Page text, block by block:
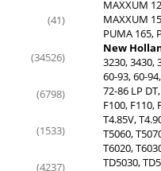
(41)
(34526)
(6798)
(1533)
(4237)
MAXXUM
MAXXUM
PUMA 165,
New
3230, 3430,
60-93, 60-
72-86 LP
F100, F110,
T4.85V,
T5060,
T6020,
TD5030,